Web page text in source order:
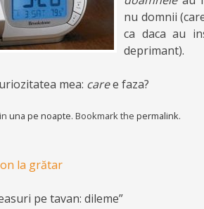
nu domnii
ca daca au
deprimant).
mea: caree faza?
una pe noapte. Bookmark the permalink.
la grătar
pe tavan: dileme”